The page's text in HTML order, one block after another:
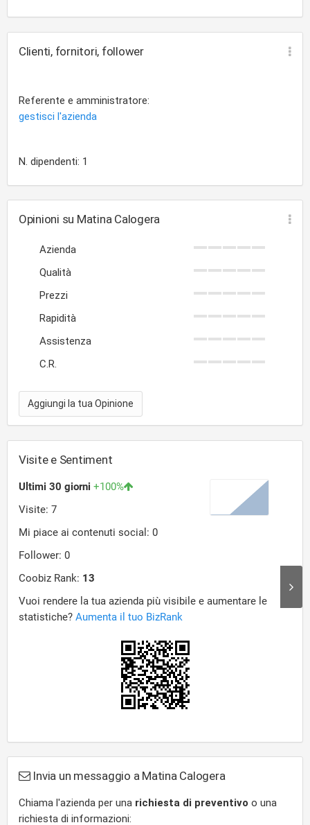
Clienti, fornitori, follower
Referente e amministratore:
gestisci l'azienda
N. dipendenti: 1
Opinioni su Matina Calogera
Azienda
Qualità
Prezzi
Rapidità
Assistenza
C.R.
Aggiungi la tua Opinione
Visite e Sentiment
Invia un messaggio a Matina Calogera
Chiama l'azienda per una richiesta di preventivo o una
richiesta di informazioni: